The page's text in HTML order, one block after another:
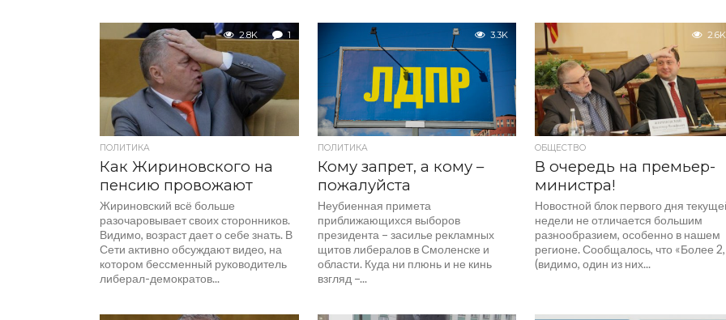
2.8K 1
ПОЛИТИКА
Как Жириновского на
пенсию провожают
Жириновский всё больше
разочаровывает своих сторонников.
Видимо, возраст дает о себе знать. В
Сети активно обсуждают видео, на
котором бессменный руководитель
либерал-демократов...
3.3K
ПОЛИТИКА
Кому запрет, а кому –
пожалуйста
Неубиенная примета
приближающихся выборов
президента – засилье рекламных
щитов либералов в Смоленске и
области. Куда ни плюнь и не кинь
взгляд –...
2.6K
ОБЩЕСТВО
В очередь на премьер-
министра!
Новостной блок первого дня
недели не отличается большим
разнообразием, особенно в нашем
регионе. Сообщалось, что «Более
(видимо, один из них...